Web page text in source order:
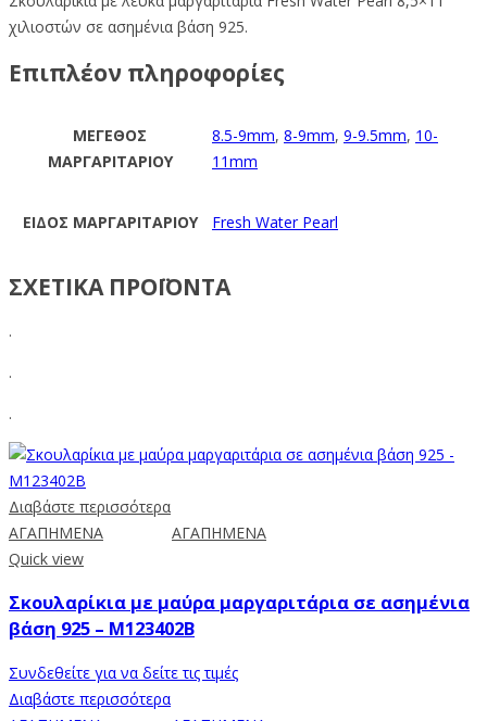
χιλιοστών σε ασημένια βάση 925.
Επιπλέον πληροφορίες
ΜΕΓΕΘΟΣ
ΜΑΡΓΑΡΙΤΑΡΙΟΥ
8.5-9mm, 8-9mm, 9-9.5mm, 10-
11mm
ΕΙΔΟΣ ΜΑΡΓΑΡΙΤΑΡΙΟΥ Fresh Water Pearl
ΣΧΕΤΙΚΑ ΠΡΟΪΟΝΤΑ
.
.
.
Διαβάστε περισσότερα
ΑΓΑΠΗΜΕΝΑ
ΑΓΑΠΗΜΕΝΑ
Quick view
Σκουλαρίκια με μαύρα μαργαριτάρια σε ασημένια
βάση 925 – M123402B
Συνδεθείτε για να δείτε τις τιμές
Διαβάστε περισσότερα